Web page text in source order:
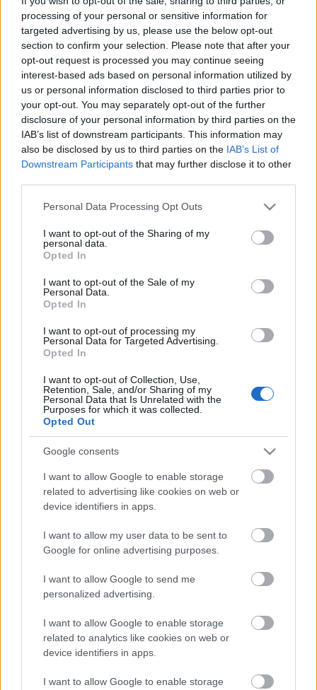
processing of your personal or sensitive information for
targeted advertising by us, please use the below opt-out
section to confirm your selection. Please note that after your
opt-out request is processed you may continue seeing
interest-based ads based on personal information utilized by
us or personal information disclosed to third parties prior to
your opt-out. You may separately opt-out of the further
disclosure of your personal information by third parties on the
IAB’s list of downstream participants. This information may
also be disclosed by us to third parties on the IAB’s List of
Downstream Participants that may further disclose it to other
Please note that this website/app uses one or more Google
not limited to your visit or usage behaviour. You may click to
grant or deny consent to Google and its third-party tags to
use your data for below specified purposes in below Google
consent section.
Personal Data Processing Opt Outs
I want to opt-out of the Sharing of my
personal data.
Opted In
I want to opt-out of the Sale of my
Personal Data.
Opted In
I want to opt-out of processing my
Personal Data for Targeted Advertising.
Opted In
I want to opt-out of Collection, Use,
Retention, Sale, and/or Sharing of my
Personal Data that Is Unrelated with the
Purposes for which it was collected.
Opted Out
Google consents
I want to allow Google to enable storage
related to advertising like cookies on web or
device identifiers in apps.
I want to allow my user data to be sent to
Google for online advertising purposes.
I want to allow Google to send me
personalized advertising.
I want to allow Google to enable storage
related to analytics like cookies on web or
device identifiers in apps.
I want to allow Google to enable storage
La medalla de bronce del mes de febrero es para Oihan
Sancet. El polivalente jugador del Athletic consiguió la
mejor puntuación en Comunio de lo que llevamos de
temporada en la jornada 20, cuando anotó un hat-trick ante
el Cádiz y consiguió 24 puntos. Esta gran actuación y su gol
y 11 puntos en la jornada 21, son la base de los 38 puntos
que logró en el mes, ya que en los dos siguientes partidos
tan sólo sumó 3 puntos.
Sancet acumula 128 puntos en 23 partidos esta temporada,
enero se ha revalorizado en más de 5 millones.
: Sergio Canales (Betis, 41 puntos)
El segundo puesto del ranking de mejores jugadores de
febrero es para Sergio Canales, quien tuvo un mes
espectacular con 3 goles y 2 asistencias en los tres partidos
que disputó. El cántabro sumó 41 puntos, con dos 15
consecutivos en las jornadas 21 y 22.
inoportuna lesión no le hubiera impedido disputar la
segunda parte del partido ante el Valladolid de la jornada 22
y la jornada 23.
a Modric & cía?
14 futbolistas se perderán la
jornada 24 de LaLiga 22/23 al
estar sancionados, entre ellos
Luka Modric y Gavi. ¿Quiénes les
reemplazarán en sus respectivos
: Gabri Veiga (Celta, 51 puntos)
La medalla de oro al mejor jugador de febrero es para una
de las grandes sensaciones de la temporada 22/23 de